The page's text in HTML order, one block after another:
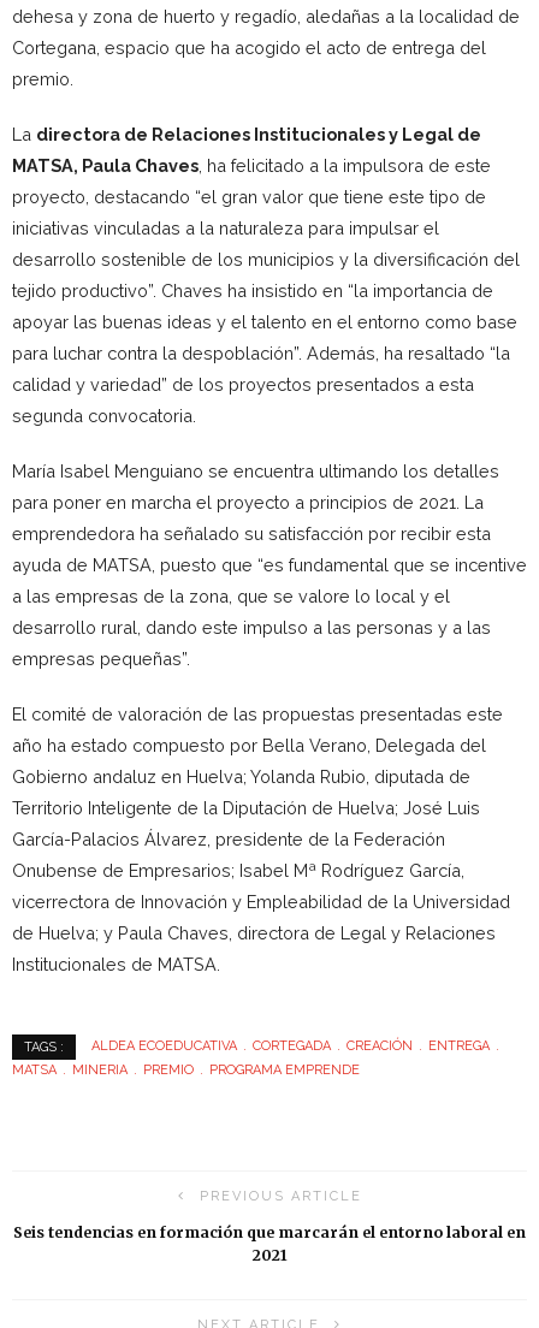
dehesa y zona de huerto y regadío, aledañas a la localidad de
Cortegana, espacio que ha acogido el acto de entrega del
premio.
La directora de Relaciones Institucionales y Legal de
MATSA, Paula Chaves , ha felicitado a la impulsora de este
proyecto, destacando “el gran valor que tiene este tipo de
iniciativas vinculadas a la naturaleza para impulsar el
desarrollo sostenible de los municipios y la diversificación del
tejido productivo”. Chaves ha insistido en “la importancia de
apoyar las buenas ideas y el talento en el entorno como base
para luchar contra la despoblación”. Además, ha resaltado “la
calidad y variedad” de los proyectos presentados a esta
segunda convocatoria.
María Isabel Menguiano se encuentra ultimando los detalles
para poner en marcha el proyecto a principios de 2021. La
emprendedora ha señalado su satisfacción por recibir esta
ayuda de MATSA, puesto que “es fundamental que se incentive
a las empresas de la zona, que se valore lo local y el
desarrollo rural, dando este impulso a las personas y a las
empresas pequeñas”.
El comité de valoración de las propuestas presentadas este
año ha estado compuesto por Bella Verano, Delegada del
Gobierno andaluz en Huelva; Yolanda Rubio, diputada de
Territorio Inteligente de la Diputación de Huelva; José Luis
García-Palacios Álvarez, presidente de la Federación
Onubense de Empresarios; Isabel Mª Rodríguez García,
vicerrectora de Innovación y Empleabilidad de la Universidad
de Huelva; y Paula Chaves, directora de Legal y Relaciones
Institucionales de MATSA.
TAGS : ALDEA ECOEDUCATIVA CORTEGADA CREACIÓN
ENTREGA
MATSA
MINERIA PREMIO PROGRAMA EMPRENDE
PREVIOUS ARTICLE
Seis tendencias en formación que marcarán el entorno laboral en
2021